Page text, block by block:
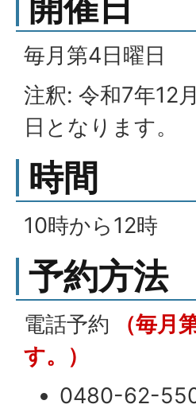
毎月第4日曜日
注釈: 令和7年12
日となります。
時間
10時から12時
予約方法
電話予約 （毎月
す。）
0480-62-